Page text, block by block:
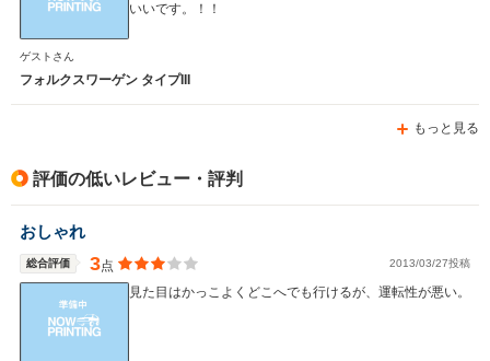
WLTCモード
燃費
駆動方式 FF
いいです。！！
ゲストさん
フォルクスワーゲン タイプIII
もっと見る
評価の低いレビュー・評判
おしゃれ
総合評価 3点 2013/03/27投稿
見た目はかっこよくどこへでも行けるが、運転性が悪い。